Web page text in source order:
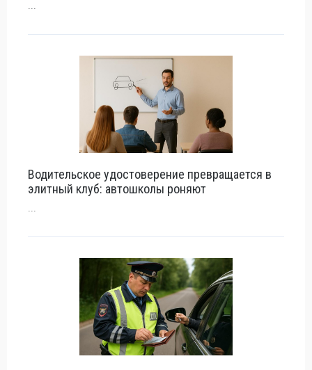
...
Водительское удостоверение превращается в
элитный клуб: автошколы роняют
...